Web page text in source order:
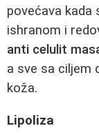
povećava kada
ishranom i
anti celulit
a sve sa ciljem
koža.
Lipoliza